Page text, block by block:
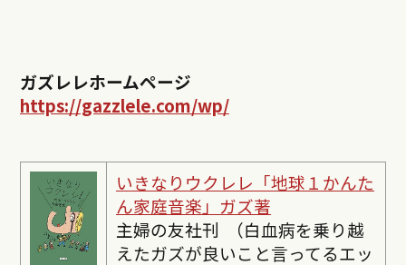
ガズレレホームページ
https://gazzlele.com/wp/
いきなりウクレレ「地球１かんた
ん家庭音楽」ガズ著
主婦の友社刊 （白血病を乗り越
えたガズが良いこと言ってるエッ